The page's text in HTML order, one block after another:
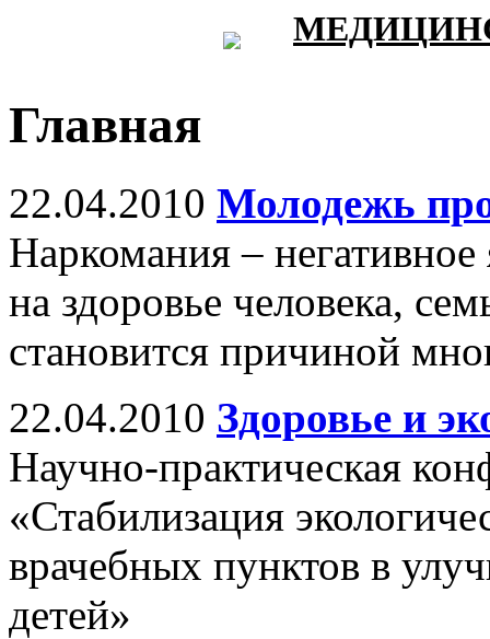
Главная
22.04.2010 Молодежь
Наркомания –
на здоровье человека,
становится причиной
22.04.2010 Здоровье и
Научно-практическая
«Стабилизация
врачебных пунктов в
детей»